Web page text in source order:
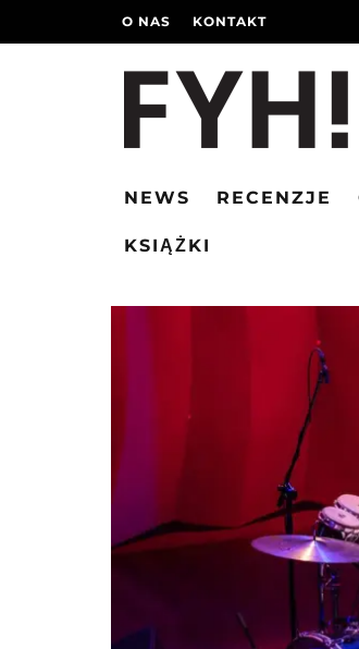
O NAS KONTAKT
NEWS RECENZJE
KSIĄŻKI